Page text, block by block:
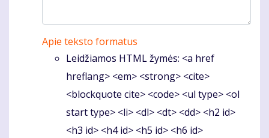
Apie teksto formatus
Leidžiamos HTML žymės: <a href
hreflang> <em> <strong> <cite>
<blockquote cite> <code> <ul type> <ol
start type> <li> <dl> <dt> <dd> <h2 id>
<h3 id> <h4 id> <h5 id> <h6 id>